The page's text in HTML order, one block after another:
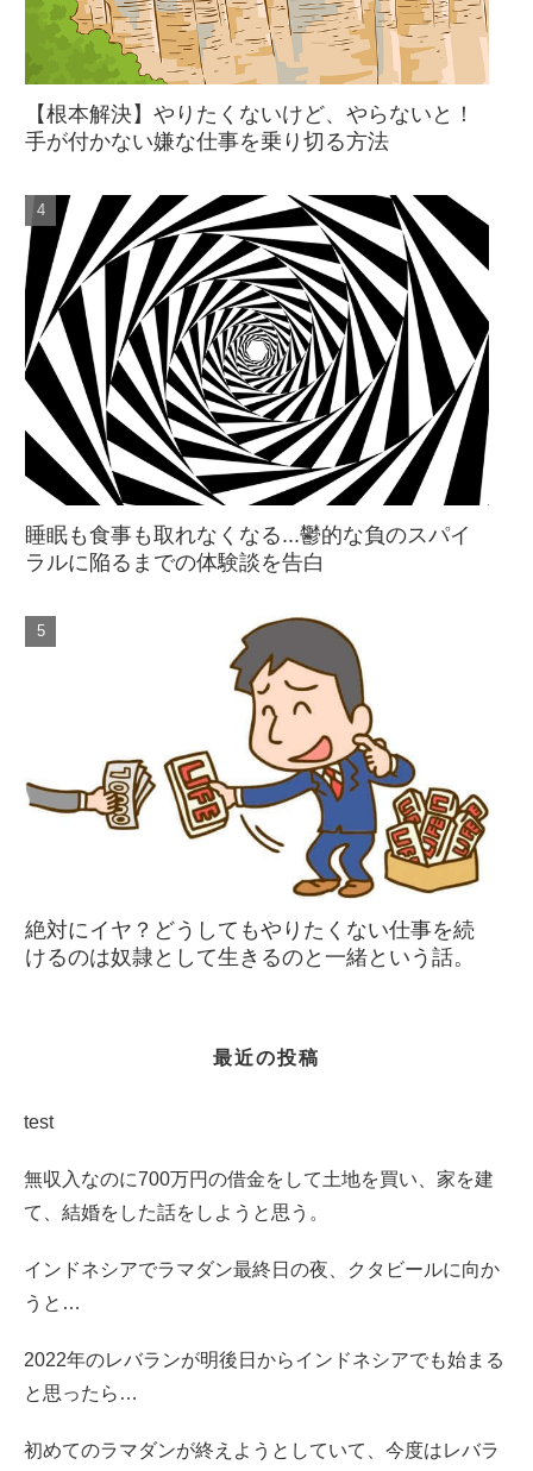
【根本解決】やりたくないけど、やらないと！
手が付かない嫌な仕事を乗り切る方法
睡眠も食事も取れなくなる...鬱的な負のスパイ
ラルに陥るまでの体験談を告白
絶対にイヤ？どうしてもやりたくない仕事を続
けるのは奴隷として生きるのと一緒という話。
最近の投稿
test
無収入なのに700万円の借金をして土地を買い、家を建
て、結婚をした話をしようと思う。
インドネシアでラマダン最終日の夜、クタビールに向か
うと…
2022年のレバランが明後日からインドネシアでも始まる
と思ったら…
初めてのラマダンが終えようとしていて、今度はレバラ